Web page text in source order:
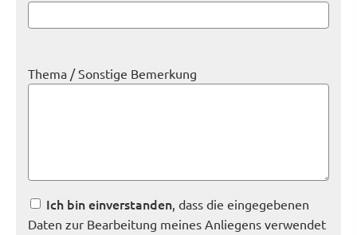
Thema / Sonstige Bemerkung
Ich bin einverstanden, dass die eingegebenen
Daten zur Bearbeitung meines Anliegens verwendet